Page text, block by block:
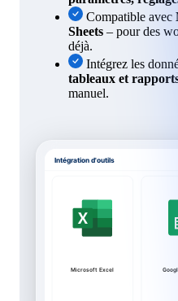
Compatible avec
Sheets – pour des
déjà.
Intégrez les
tableaux et
manuel.
Intégration d'outils
Microsoft Excel